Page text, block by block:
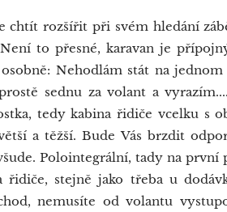
rozšířit při svém hledání
to přesné, karavan je
Nehodlám stát na
sednu za volant a
tedy kabina řidiče vcelku s
a těžší. Bude Vás brzdit
Polointegrální, tady na
řidiče, stejně jako třeba u
nemusíte od volantu